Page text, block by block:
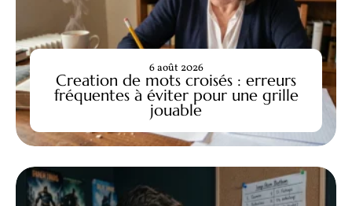
Creation de mots croisés : erreurs
fréquentes à éviter pour une grille
jouable
6 août 2026